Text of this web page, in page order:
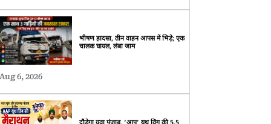
भीषण हादसा, तीन वाहन आपस में भिड़े; एक
चालक घायल, लंबा जाम
Aug 6, 2026